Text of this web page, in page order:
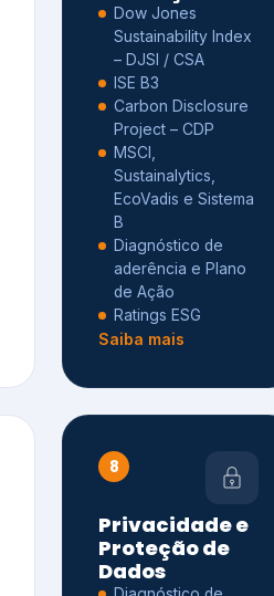
Dow Jones
Sustainability Index
– DJSI / CSA
ISE B3
Carbon Disclosure
Project – CDP
MSCI,
Sustainalytics,
EcoVadis e Sistema
B
Diagnóstico de
aderência e Plano
de Ação
Ratings ESG
Saiba mais
8
Privacidade e
Proteção de
Dados